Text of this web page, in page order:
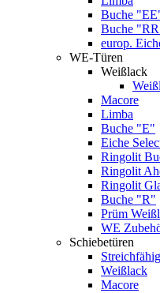
Buche
Buche
europ.
WE-Türen
Weißlack
Macore
Limba
Buche "E"
Eiche
Ringolit
Ringolit
Ringolit
Buche "R"
Prüm
WE
Schiebetüren
Weißlack
Macore